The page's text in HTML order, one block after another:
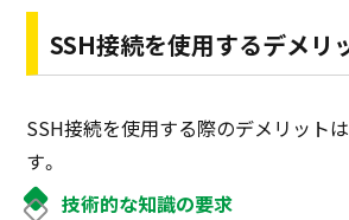
SSH接続を使用するデメリ
SSH接続を使用する際のデメリット
す。
技術的な知識の要求